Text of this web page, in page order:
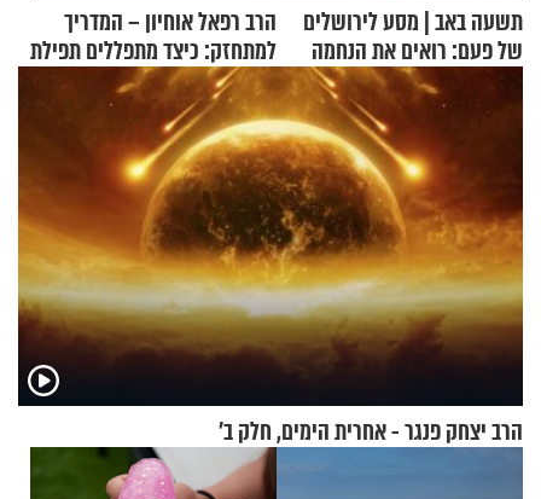
תשעה באב | מסע לירושלים
של פעם: רואים את הנחמה
הרב רפאל אוחיון – המדריך
למתחזק: כיצד מתפללים תפילת
שמונה עשרה?
הרב יצחק פנגר - אחרית הימים, חלק ב’